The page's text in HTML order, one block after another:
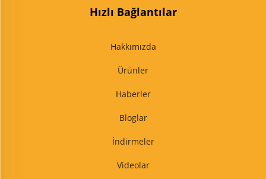
Hızlı Bağlantılar
Hakkımızda
Ürünler
Haberler
Bloglar
İndirmeler
Videolar